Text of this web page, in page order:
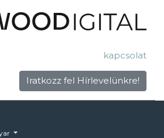
kapcsolat
Iratkozz fel Hírlevelünkre!